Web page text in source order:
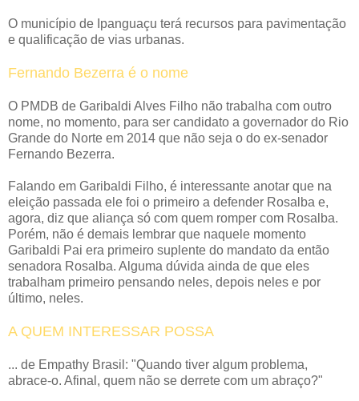
O município de Ipanguaçu terá recursos para pavimentação
e qualificação de vias urbanas.
Fernando Bezerra é o nome
O PMDB de Garibaldi Alves Filho não trabalha com outro
nome, no momento, para ser candidato a governador do Rio
Grande do Norte em 2014 que não seja o do ex-senador
Fernando Bezerra.
Falando em Garibaldi Filho, é interessante anotar que na
eleição passada ele foi o primeiro a defender Rosalba e,
agora, diz que aliança só com quem romper com Rosalba.
Porém, não é demais lembrar que naquele momento
Garibaldi Pai era primeiro suplente do mandato da então
senadora Rosalba. Alguma dúvida ainda de que eles
trabalham primeiro pensando neles, depois neles e por
último, neles.
A QUEM INTERESSAR POSSA
... de Empathy Brasil: "Quando tiver algum problema,
abrace-o. Afinal, quem não se derrete com um abraço?"